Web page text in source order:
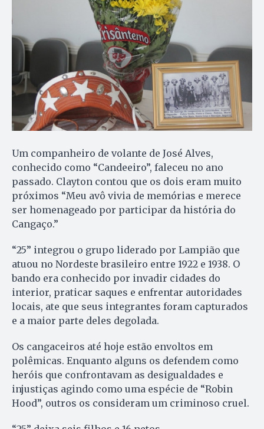
Um companheiro de volante de José Alves,
conhecido como “Candeeiro”, faleceu no ano
passado. Clayton contou que os dois eram muito
próximos “Meu avô vivia de memórias e merece
ser homenageado por participar da história do
Cangaço.”
“25” integrou o grupo liderado por Lampião que
atuou no Nordeste brasileiro entre 1922 e 1938. O
bando era conhecido por invadir cidades do
interior, praticar saques e enfrentar autoridades
locais, ate que seus integrantes foram capturados
e a maior parte deles degolada.
Os cangaceiros até hoje estão envoltos em
polêmicas. Enquanto alguns os defendem como
heróis que confrontavam as desigualdades e
injustiças agindo como uma espécie de “Robin
Hood”, outros os consideram um criminoso cruel.